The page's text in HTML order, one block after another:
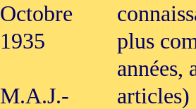
Octobre
1935
M.A.J.-
plus
années,
articles)